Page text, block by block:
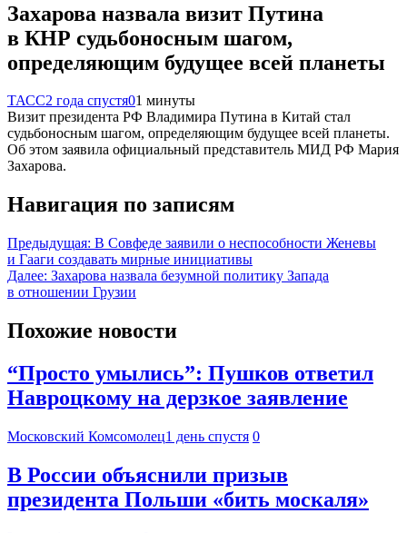
Захарова назвала визит Путина
в КНР судьбоносным шагом,
определяющим будущее всей планеты
ТАСС2 года спустя01 минуты
Визит президента РФ Владимира Путина в Китай стал
судьбоносным шагом, определяющим будущее всей планеты.
Об этом заявила официальный представитель МИД РФ Мария
Захарова.
Навигация по записям
Предыдущая: В Совфеде заявили о неспособности Женевы
и Гааги создавать мирные инициативы
Далее: Захарова назвала безумной политику Запада
в отношении Грузии
Похожие новости
“Просто умылись”: Пушков ответил
Навроцкому на дерзкое заявление
Московский Комсомолец1 день спустя 0
В России объяснили призыв
президента Польши «бить москаля»